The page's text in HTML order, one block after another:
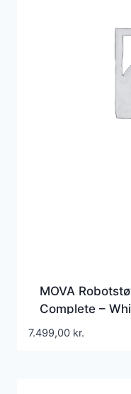
MOVA
Complete –
7.499,00 kr.